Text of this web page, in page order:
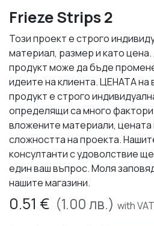
Frieze Strips 2
Този проект е строго
материал, размер и като
продукт може да бъде
идеите на клиента. ЦЕНАТА на
продукт е строго
определящи са много фактори
вложените материали, цената
сложността на проекта.
консултанти с удоволствие
един ваш въпрос. Моля
нашите магазини.
0.51 € (1.00лв.) with VAT